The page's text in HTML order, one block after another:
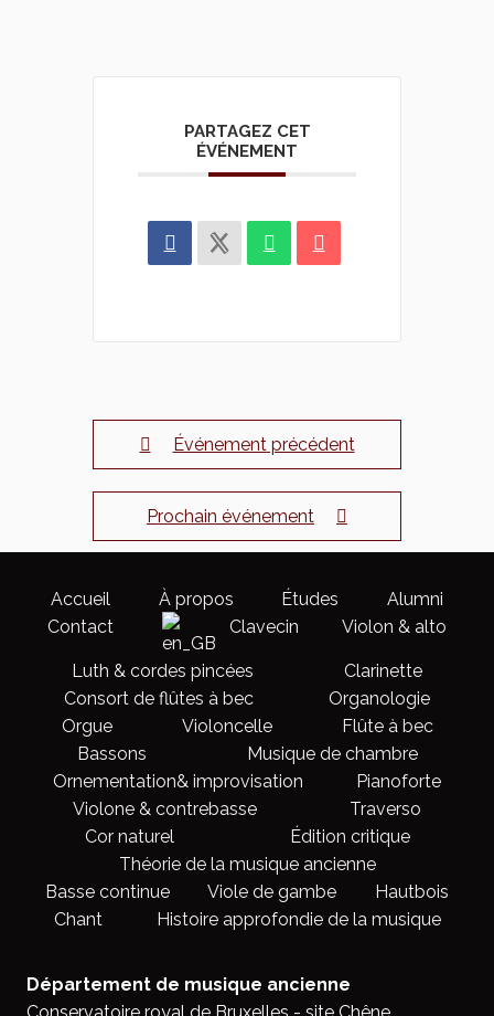
PARTAGEZ CET
ÉVÉNEMENT
Événement précédent
Prochain événement
Accueil À propos Études
Alumni
Contact
Clavecin Violon & alto
Luth & cordes pincées
Clarinette
Consort de flûtes à bec
Organologie
Orgue
Violoncelle
Flûte à bec
Bassons
Musique de chambre
Ornementation& improvisation
Pianoforte
Violone & contrebasse
Traverso
Cor naturel
Édition critique
Théorie de la musique ancienne
Basse continue
Viole de gambe
Hautbois
Chant
Histoire approfondie de la musique
Département de musique ancienne